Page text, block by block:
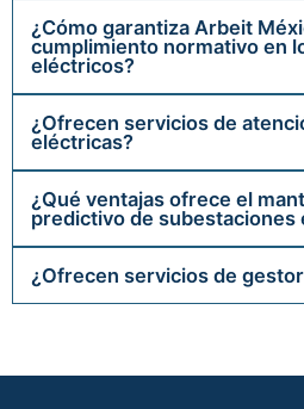
¿Cómo garantiza Arbeit
cumplimiento normativo en
eléctricos?
¿Ofrecen servicios de
eléctricas?
¿Qué ventajas ofrece el
predictivo de subestaciones
¿Ofrecen servicios de